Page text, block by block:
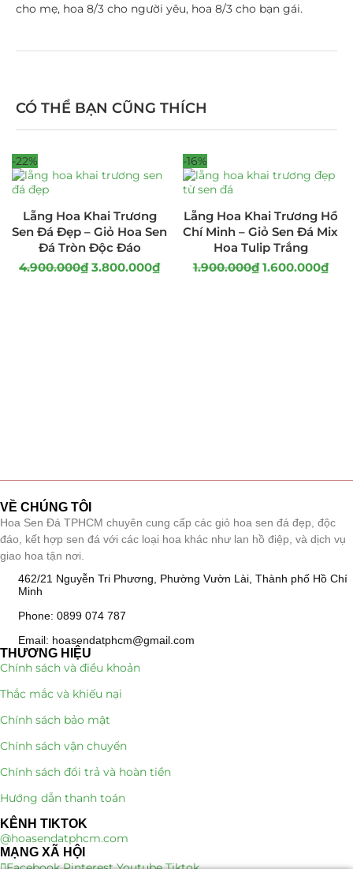
cho mẹ, hoa 8/3 cho người yêu, hoa 8/3 cho bạn gái.
CÓ THỂ BẠN CŨNG THÍCH
-22%
Lẵng Hoa Khai Trương
Sen Đá Đẹp – Giỏ Hoa Sen
Đá Tròn Độc Đáo
4.900.000₫ 3.800.000₫
-16%
Lẵng Hoa Khai Trương Hồ
Chí Minh – Giỏ Sen Đá Mix
Hoa Tulip Trắng
1.900.000₫ 1.600.000₫
VỀ CHÚNG TÔI
Hoa Sen Đá TPHCM chuyên cung cấp các giỏ hoa sen đá đẹp, độc
đáo, kết hợp sen đá với các loại hoa khác như lan hồ điệp, và dịch vụ
giao hoa tận nơi.
462/21 Nguyễn Tri Phương, Phường Vườn Lài, Thành phố Hồ Chí
Minh
Phone: 0899 074 787
Email: hoasendatphcm@gmail.com
THƯƠNG HIỆU
Chính sách và điều khoản
Thắc mắc và khiếu nại
Chính sách bảo mật
Chính sách vận chuyển
Chính sách đổi trả và hoàn tiền
Hướng dẫn thanh toán
KÊNH TIKTOK
@hoasendatphcm.com
MẠNG XÃ HỘI